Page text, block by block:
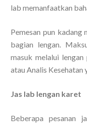
lab memanfaatkan
Pemesan pun kadang
bagian lengan.
masuk melalui
atau Analis Kesehatan
Jas lab lengan karet
Beberapa pesanan